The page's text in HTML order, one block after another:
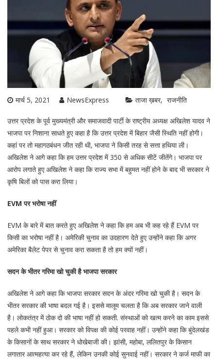
मार्च 5, 2021 NewsExpress ताजा ख़बर राजनीति
उत्तर प्रदेश के पूर्व मुख्यमंत्री और समाजवादी पार्टी के राष्ट्रीय अध्यक्ष अखिलेश यादव ने
भाजपा पर निशाना साधते हुए कहा है कि उत्तर प्रदेश में बिहार जैसी स्थिति नहीं होगी।
कहां पर तो महागठबंधन जीत रही थी, भाजपा ने किसी तरह से सत्ता हथिया ली।
अखिलेश ने आगे कहा कि हम उत्तर प्रदेश में 350 से अधिक सीटें जीतेंगे। भाजपा पर
आरोप लगाते हुए अखिलेश ने कहा कि राज्य सभा में बहुमत नहीं होने के बाद भी सरकार ने
कृषि बिलों को पास करा लिया।
EVM पर भरोषा नहीं
EVM के बारे में बात करते हुए अखिलेश ने कहा कि हम अब भी कह रहे हैं EVM पर
किसी का भरोषा नहीं है। अमेरिकी चुनाव का उदहारण देते हुए उन्होंने कहा कि अगर
अमेरिका बैलेट पेपर से चुनाव करा सकता है तो हम क्यों नहीं।
सदन के भीतर गरिमा खो चुकी है भाजपा सरकार
अखिलेश ने आगे कहा कि भाजपा सरकार सदन के अंदर गरिमा खो चुकी है। सदन के
भीतर सरकार की भाषा बदल गई है। इससे मालूम चलता है कि अब सरकार जाने वाली
है। लोकतंत्र में ठोक दो की भाषा नहीं हो सकती. संस्थाओं को खत्म करने का काम इससे
पहले कभी नहीं हुआ। सरकार को विपक्ष की कोई परवाह नहीं। उन्होंने कहा कि बुंदेलखंड
के किसानों के साथ सरकार ने धोखेबाजी की। झांसी, महोबा, ललितपुर के किसान
लगातार आत्महत्या कर रहे हैं, लेकिन उनकी कोई सुनवाई नहीं। सरकार ने कर्ज माफी का